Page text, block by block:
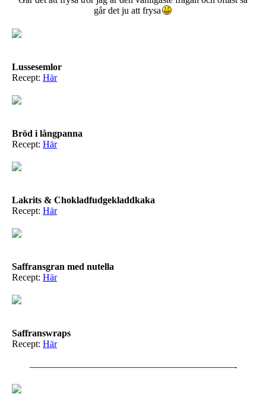
går det ju att frysa
Lussesemlor
Recept: Här
Bröd i långpanna
Recept: Här
Lakrits & Chokladfudgekladdkaka
Recept: Här
Saffransgran med nutella
Recept: Här
Saffranswraps
Recept: Här
—————————————————————–-